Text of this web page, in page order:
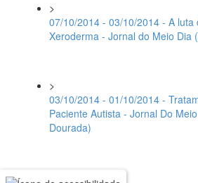
>
07/10/2014 - 03/10/2014 - A
Xeroderma - Jornal do Meio Dia
>
03/10/2014 - 01/10/2014 -
Paciente Autista - Jornal Do
Dourada)